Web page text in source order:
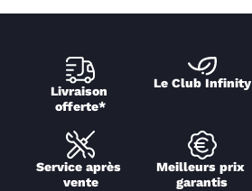
Livraison
offerte*
Le Club Infinity
Service après
vente
Meilleurs prix
garantis